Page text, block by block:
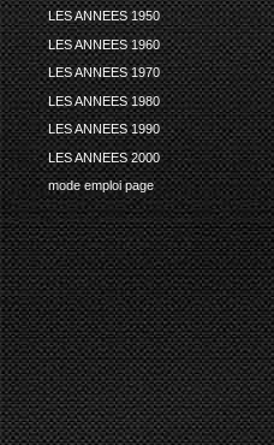
LES ANNEES 1950
LES ANNEES 1960
LES ANNEES 1970
LES ANNEES 1980
LES ANNEES 1990
LES ANNEES 2000
mode emploi page